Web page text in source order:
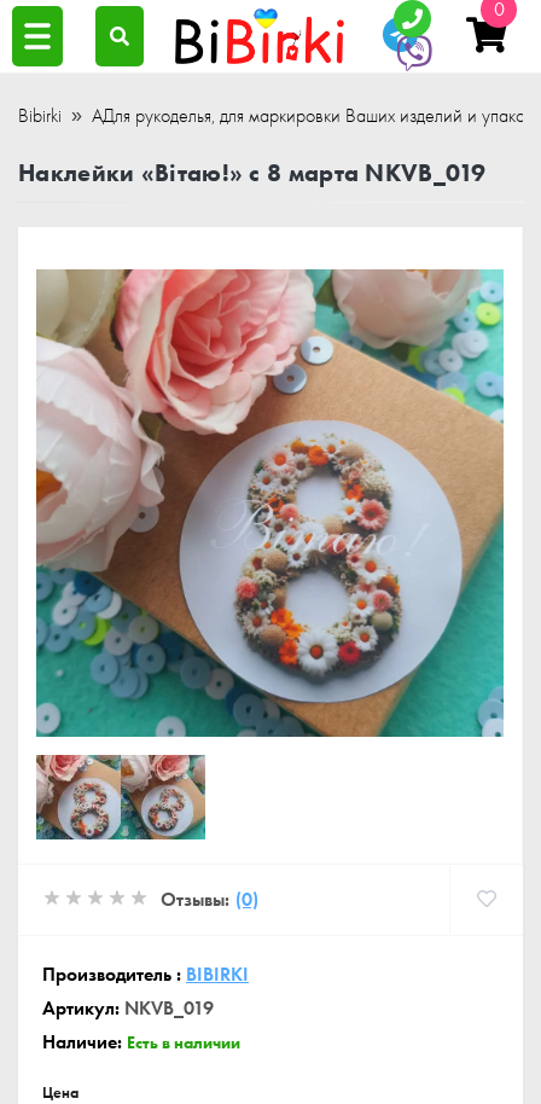
0
Bibirki АДля рукоделья, для маркировки Ваших изделий и
Наклейки «Вітаю!» с 8 марта NKVB_019
Отзывы: (0)
Производитель : BIBIRKI
Артикул: NKVB_019
Наличие: Есть в наличии
Цена